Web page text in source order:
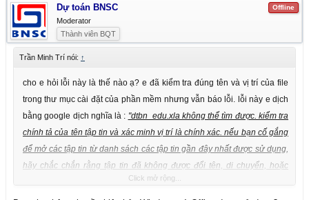
Offline
Dự toán BNSC
Moderator
Thành viên BQT
Trần Minh Trí nói: ↑
cho e hỏi lỗi này là thế nào ạ? e đã kiểm tra đúng tên và vị trí của file
trong thư mục cài đặt của phần mềm nhưng vẫn báo lỗi. lỗi này e dịch
bằng google dịch nghĩa là : "dtbn_edu.xla không thể tìm được. kiểm tra
chính tả của tên tập tin và xác minh vị trí là chính xác. nếu bạn cố gắng
để mở các tập tin từ danh sách các tập tin gần đây nhất được sử dụng,
hãy chắc chắn rằng tập tin đã không được đổi tên, di chuyển, hoặc
. e có đính kèm ảnh , các anh giúp đỡ với ạ.
Click mở rộng...